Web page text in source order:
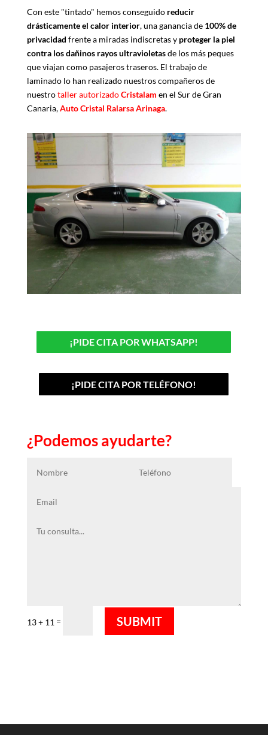
Con este "tintado" hemos conseguido reducir
drásticamente el calor interior, una ganancia de 100% de
privacidad frente a miradas indiscretas y proteger la piel
contra los dañinos rayos ultravioletasde los más peques
que viajan como pasajeros traseros. El trabajo de
laminado lo han realizado nuestros compañeros de
nuestrotaller autorizadoCristalam en el Sur de Gran
Canaria,Auto Cristal Ralarsa Arinaga.
¡PIDE CITA POR WHATSAPP!
¡PIDE CITA POR TELÉFONO!
¿Podemos ayudarte?
13 + 11 = SUBMIT